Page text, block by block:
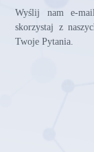
Wyślij nam e-
skorzystaj z
Twoje Pytania.